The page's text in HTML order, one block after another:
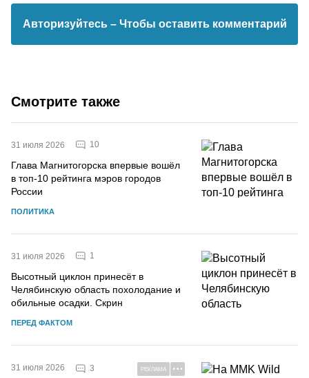
Авторизуйтесь – Чтобы оставить комментарий
Смотрите также
31 июля 2026 10
Глава Магнитогорска впервые вошёл
в топ-10 рейтинга мэров городов
России
ПОЛИТИКА
31 июля 2026 1
Высотный циклон принесёт в
Челябинскую область похолодание и
обильные осадки. Скрин
ПЕРЕД ФАКТОМ
31 июля 2026 3 РЕКЛАМА